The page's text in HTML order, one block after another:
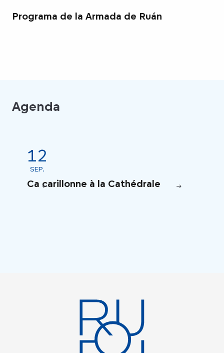
Programa de la Armada de Ruán
Agenda
12
SEP.
Ca carillonne à la Cathédrale